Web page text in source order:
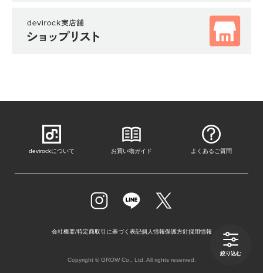
devirockについて お買い物ガイド よくあるご質問
会社概要/特定商取引に基づく表記個人情報保護方針採用情報
Copyright © GROW Co., Ltd. All rights reserved.
絞り込む